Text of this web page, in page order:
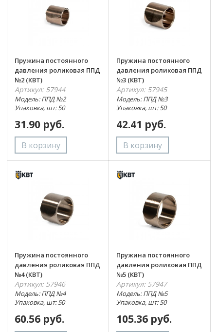
Пружина постоянного
давления роликовая ППД
№2 (КВТ)
Артикул: 57944
Модель: ППД №2
Упаковка, шт: 50
31.90 руб.
Пружина постоянного
давления роликовая ППД
№3 (КВТ)
Артикул: 57945
Модель: ППД №3
Упаковка, шт: 50
42.41 руб.
Пружина постоянного
давления роликовая ППД
№4 (КВТ)
Артикул: 57946
Модель: ППД №4
Упаковка, шт: 50
60.56 руб.
Пружина постоянного
давления роликовая ППД
№5 (КВТ)
Артикул: 57947
Модель: ППД №5
Упаковка, шт: 50
105.36 руб.